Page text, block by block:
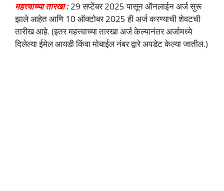
महत्त्वाच्या तारखा :29 सप्टेंबर 2025 पासून ऑनलाईन अर्ज सुरू
झाले आहेत आणि 10 ऑक्टोबर 2025 ही अर्ज करण्याची शेवटची
तारीख आहे. (इतर महत्त्वाच्या तारखा अर्ज केल्यानंतर अर्जामध्ये
दिलेल्या ईमेल आयडी किंवा मोबाईल नंबर द्वारे अपडेट केल्या जातील.)